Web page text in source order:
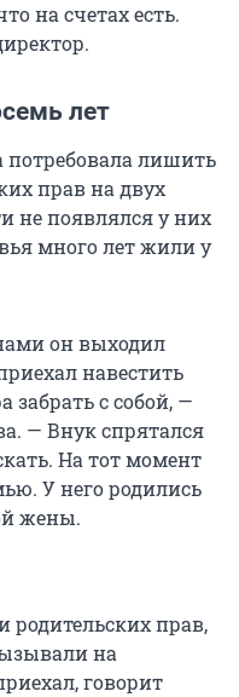
на счетах есть.
лет
потребовала лишить
прав на двух
не появлялся у них
много лет жили у
он выходил
навестить
с собой, —
— Внук спрятался
На тот момент
У него родились
жены.
родительских прав,
на
говорит